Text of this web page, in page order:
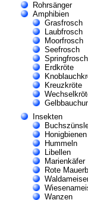
Rohrsänger
Amphibien
Grasfrosch
Laubfrosch
Moorfrosch
Seefrosch
Springfrosch
Erdkröte
Kreuzkröte
Insekten
Honigbienen
Hummeln
Libellen
Marienkäfer
Rote
Wanzen